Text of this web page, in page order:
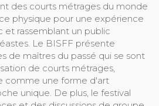
des courts métrages du monde
physique pour une expérience
et rassemblant un public
Le BISFF présente
de maîtres du passé qui se sont
de courts métrages,
comme une forme d'art
unique. De plus, le festival